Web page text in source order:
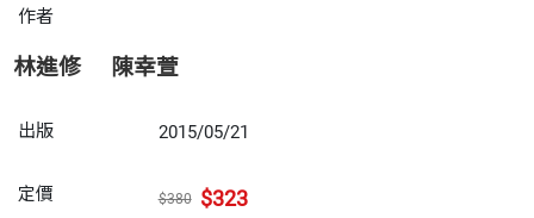
作者
林進修 陳幸萱
出版 2015/05/21
定價 $380 $323